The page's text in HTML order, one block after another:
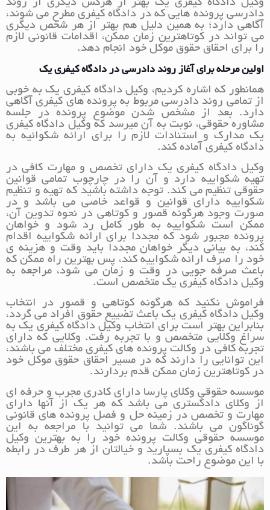
وکیل دادگاه کیفری یک بهتر از هرکس دیگری از روند
دادرسی پرونده هایی که در دادگاه کیفری مطرح می شوند،
آگاهی دارد؛ به همین دلیل هم بهتر از هر شخص دیگری
می تواند در کوتاهترین زمان ممکن، اقدامات قانونی لازم
را برای احقاق حقوق موکل خود انجام دهد.
اولین مرحله برای آغاز روند دادرسی در دادگاه کیفری یک
همانطور که اشاره کردیم، وکیل دادگاه کیفری یک به خوبی
از تمامی روند دادرسی مربوط به پرونده های کیفری آگاهی
دارد. بعد از مشخص شدن موضوع پرونده در جلسه
مشاوره حقوقی، نوبت به آن میرسد که وکیل دادگاه کیفری
یک مدارک و استنادات لازم را برای ارائه شکوائیه به
دادگاه کیفری آماده کند.
وکیل دادگاه کیفری یک دارای تخصص و مهارت کافی در
تهیه شکواییه دارد و آن را در چارچوب تمامی قوانین
حقوقی تنظیم می کند. توجه داشته باشید که تهیه و تنظیم
شکواییه دارای قوانین و قواعد خاصی می باشد و در
صورت وجود هرگونه قصور و کوتاهی در نحوه تدوین آن،
ممکن است شکواییه به طور کامل رد شود و خواهان
پرونده مجبور شود که مجددا برای ارائه شکواییه اقدام
کند، به بیانی دیگر خواهان مجددا باید وقت و هزینه ی
خود را صرف ارائه شکواییه کند، پس بهترین راه ممکن که
باعث صرفه جویی در وقت و زمان می شود، مراجعه به
وکیل دادگاه کیفری یک متخصص است.
فراموش نکنید که هرگونه کوتاهی و قصور در انتخاب
وکیل دادگاه کیفری یک باعث تضییع حقوق افراد می گردد،
بنابراین بهتر است برای انتخاب وکیل دادگاه کیفری یک به
سراغ وکلایی متخصص و با تجربه رفت. وکلایی که دارای
تجربه کافی در وکالت پرونده های کیفری مختلف می باشند،
این توانایی را دارند که در مسیر احقاق حقوق موکل خود
در کوتاهترین زمان ممکن قدم بردارند.
موسسه حقوقی وکلای پارسا دارای کادری مجرب و حرفه ای
از وکلای دادگستری می باشد که هر یک از آنها دارای
مهارت و تخصص در زمینه حل و فصل پرونده های قانونی
گوناگون می باشند. شما می توانید با مراجعه به این
موسسه حقوقی وکالت پرونده خود را به بهترین وکیل
دادگاه کیفری یک بسپارید و خیالتان از هر طرف در رابطه
با این موضوع راحت باشد.